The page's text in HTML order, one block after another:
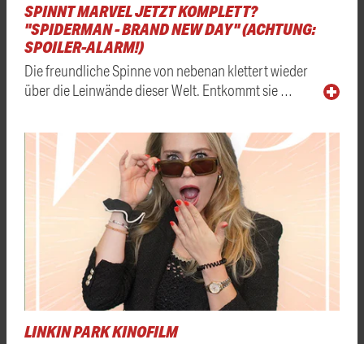
SPINNT MARVEL JETZT KOMPLETT?
"SPIDERMAN - BRAND NEW DAY" (ACHTUNG:
SPOILER-ALARM!)
Die freundliche Spinne von nebenan klettert wieder
über die Leinwände dieser Welt. Entkommt sie …
LINKIN PARK KINOFILM